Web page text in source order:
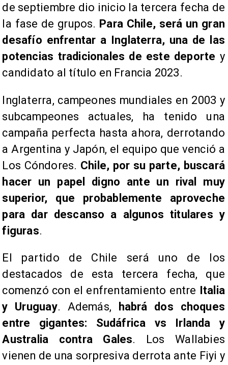
de septiembre dio inicio la tercera fecha de
la fase de grupos. Para Chile, será un gran
desafío enfrentar a Inglaterra, una de las
potencias tradicionales de este deporte y
candidato al título en Francia 2023.
Inglaterra, campeones mundiales en 2003 y
subcampeones actuales, ha tenido una
campaña perfecta hasta ahora, derrotando
a Argentina y Japón, el equipo que venció a
Los Cóndores. Chile, por su parte, buscará
hacer un papel digno ante un rival muy
superior, que probablemente aproveche
para dar descanso a algunos titulares y
figuras.
El partido de Chile será uno de los
destacados de esta tercera fecha, que
comenzó con el enfrentamiento entre Italia
y Uruguay. Además,
habrá dos choques
entre gigantes: Sudáfrica vs Irlanda y
Australia contra Gales. Los Wallabies
vienen de una sorpresiva derrota ante Fiyi y